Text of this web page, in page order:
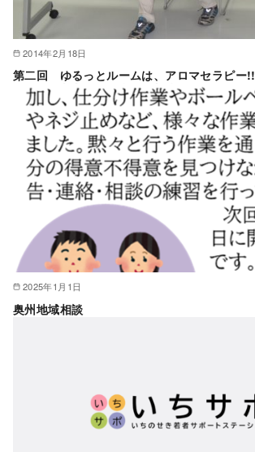
2014年2月18日
第二回 ゆるっとルームは、アロマセラピー!!
2025年1月1日
奥州地域相談